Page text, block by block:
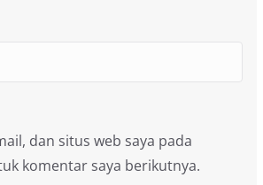
dan situs web saya pada
komentar saya berikutnya.